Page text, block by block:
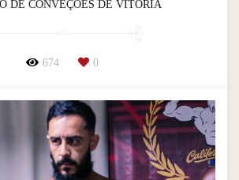
DE CONVEÇÕES DE VITÓRIA
674 0